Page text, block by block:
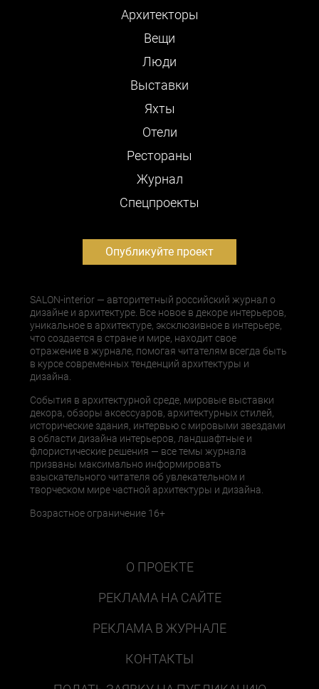
Архитекторы
Вещи
Люди
Выставки
Яхты
Отели
Рестораны
Журнал
Cпецпроекты
Опубликуйте проект
SALON-interior — авторитетный российский журнал о
дизайне и архитектуре. Все новое в декоре интерьеров,
уникальное в архитектуре, эксклюзивное в интерьере,
что создается в стране и мире, находит свое
отражение в журнале, помогая читателям всегда быть
в курсе современных тенденций архитектуры и
дизайна.
События в архитектурной среде, мировые выставки
декора, обзоры аксессуаров, архитектурных стилей,
исторические здания, интервью с мировыми звездами
в области дизайна интерьеров, ландшафтные и
флористические решения — все темы журнала
призваны максимально информировать
взыскательного читателя об увлекательном и
творческом мире частной архитектуры и дизайна.
Возрастное ограничение 16+
О ПРОЕКТЕ
РЕКЛАМА НА САЙТЕ
РЕКЛАМА В ЖУРНАЛЕ
КОНТАКТЫ